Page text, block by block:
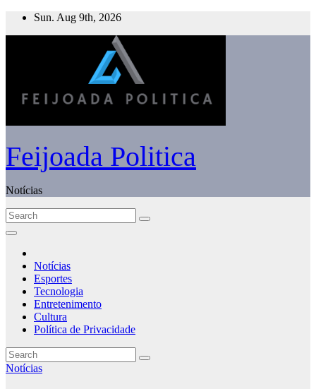
Skip
Sun. Aug 9th, 2026
Feijoada Politica
Notícias
Notícias
Esportes
Tecnologia
Entretenimento
Cultura
Política de Privacidade
Notícias